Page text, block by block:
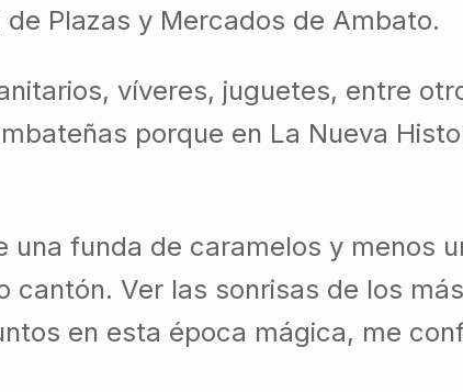
Plazas y Mercados de Ambato.
víveres, juguetes, entre
porque en La Nueva
una funda de caramelos y menos
cantón. Ver las sonrisas de los
en esta época mágica, me